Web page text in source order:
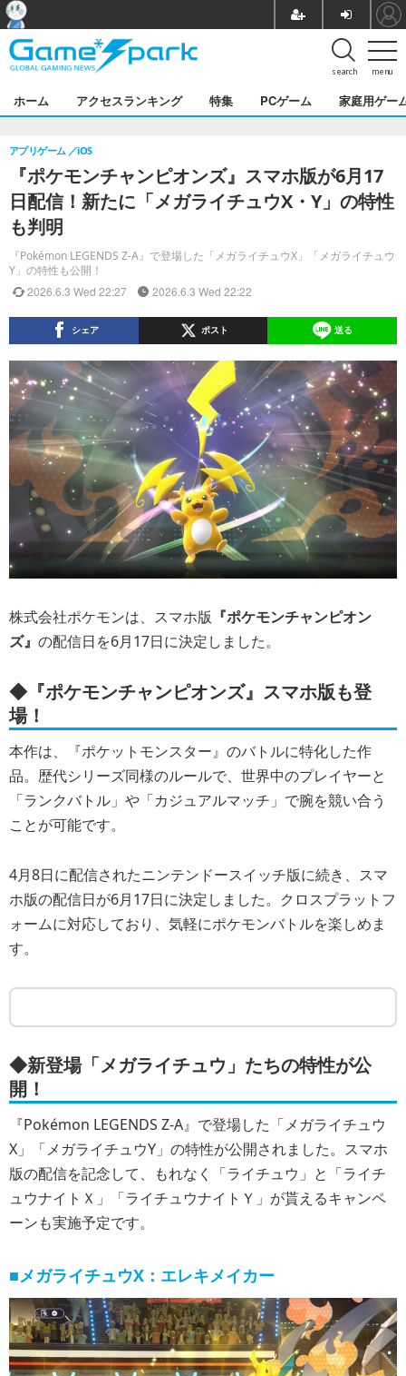
menu
search
ホーム アクセスランキング 特集 PCゲーム 家庭用ゲー
『ポケモンチャンピオンズ』スマホ版が6月17
日配信！新たに「メガライチュウX・Y」の特性
も判明
『Pokémon LEGENDS Z-A』で登場した「メガライチュウX」「メガライチュウ
Y」の特性も公開！
アプリゲーム iOS
2026.6.3 Wed 22:27 2026.6.3 Wed 22:22
シェア ポスト 送る
株式会社ポケモンは、スマホ版 『ポケモンチャンピオン
ズ』 の配信日を6月17日に決定しました。
◆『ポケモンチャンピオンズ』スマホ版も登
場！
本作は、『ポケットモンスター』のバトルに特化した作
品。歴代シリーズ同様のルールで、世界中のプレイヤーと
「ランクバトル」や「カジュアルマッチ」で腕を競い合う
ことが可能です。
4月8日に配信されたニンテンドースイッチ版に続き、スマ
ホ版の配信日が6月17日に決定しました。クロスプラットフ
ォームに対応しており、気軽にポケモンバトルを楽しめま
す。
◆新登場「メガライチュウ」たちの特性が公
開！
『Pokémon LEGENDS Z-A』で登場した「メガライチュウ
X」「メガライチュウY」の特性が公開されました。スマホ
版の配信を記念して、もれなく「ライチュウ」と「ライチ
ュウナイトＸ」「ライチュウナイトＹ」が貰えるキャンペ
ーンも実施予定です。
■メガライチュウX：エレキメイカー